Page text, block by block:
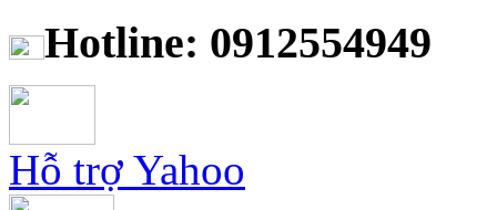
Hotline: 0912554949
Hỗ trợ Yahoo